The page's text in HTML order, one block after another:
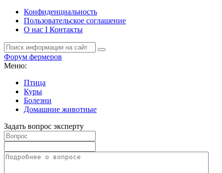
Конфиденциальность
Пользовательское соглашение
О нас I Контакты
Форум фермеров
Меню:
Птица
Куры
Болезни
Домашние животные
Задать вопрос эксперту